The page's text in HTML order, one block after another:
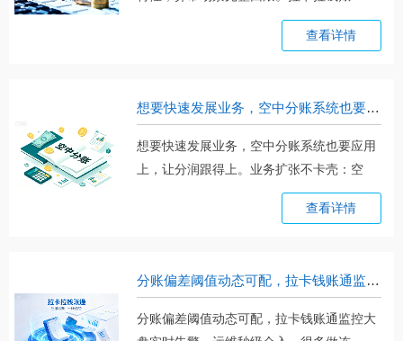
查看详情
想要快速发展业务，空中分账系统也要应用上，让分润跟得上
想要快速发展业务，空中分账系统也要应用
上，让分润跟得上。业务扩张不卡壳：空
查看详情
分账偏差阈值动态可配，拉卡钱账通监控大盘实时告警，运维秒级介入
分账偏差阈值动态可配，拉卡钱账通监控大